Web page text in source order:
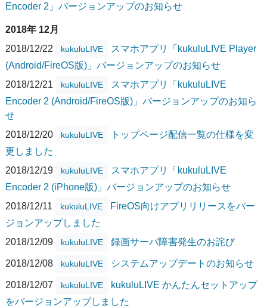
Encoder 2」バージョンアップのお知らせ
2018年 12月
2018/12/22
kukuluLIVE
スマホアプリ「kukuluLIVE Player
(Android/FireOS版)」バージョンアップのお知らせ
2018/12/21
kukuluLIVE
スマホアプリ「kukuluLIVE
Encoder 2 (Android/FireOS版)」バージョンアップのお知ら
せ
2018/12/20
kukuluLIVE
トップページ配信一覧の仕様を変
更しました
2018/12/19
kukuluLIVE
スマホアプリ「kukuluLIVE
Encoder 2 (iPhone版)」バージョンアップのお知らせ
2018/12/11
kukuluLIVE
FireOS向けアプリリリースをバー
ジョンアップしました
2018/12/09
kukuluLIVE 録画サーバ障害発生のお詫び
2018/12/08 kukuluLIVE システムアップデートのお知らせ
2018/12/07 kukuluLIVE
kukuluLIVE かんたんセットアップ
をバージョンアップしました